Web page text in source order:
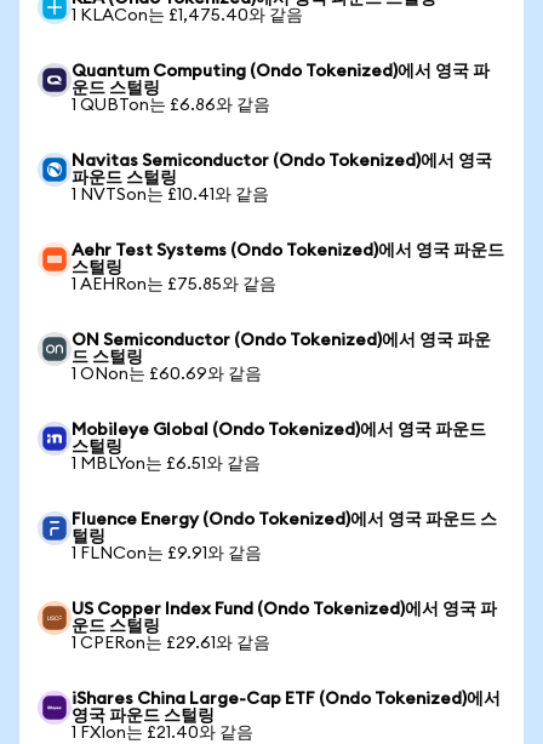
1 KLACon는 £1,475.40와 같음
Quantum Computing (Ondo Tokenized)에서 영국 파
운드 스털링
1 QUBTon는 £6.86와 같음
Navitas Semiconductor (Ondo Tokenized)에서 영국
파운드 스털링
1 NVTSon는 £10.41와 같음
Aehr Test Systems (Ondo Tokenized)에서 영국 파운드
스털링
1 AEHRon는 £75.85와 같음
ON Semiconductor (Ondo Tokenized)에서 영국 파운
드 스털링
1 ONon는 £60.69와 같음
Mobileye Global (Ondo Tokenized)에서 영국 파운드
스털링
1 MBLYon는 £6.51와 같음
Fluence Energy (Ondo Tokenized)에서 영국 파운드 스
털링
1 FLNCon는 £9.91와 같음
US Copper Index Fund (Ondo Tokenized)에서 영국 파
운드 스털링
1 CPERon는 £29.61와 같음
iShares China Large-Cap ETF (Ondo Tokenized)에서
영국 파운드 스털링
1 FXIon는 £21.40와 같음